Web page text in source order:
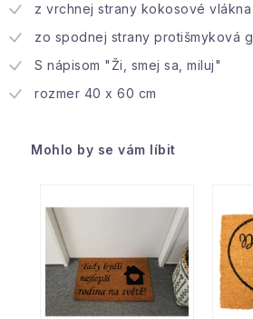
z vrchnej strany kokosové vlákna
zo spodnej strany protišmyková
S nápisom "Ži, smej sa, miluj"
rozmer 40 x 60 cm
Mohlo by se vám líbit